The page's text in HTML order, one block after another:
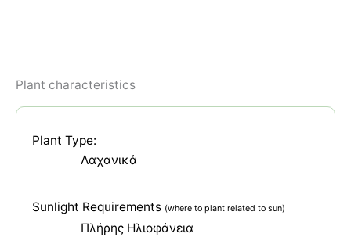
Plant characteristics
Plant Type:
Λαχανικά
Sunlight Requirements (where to plant related to sun)
Πλήρης Ηλιοφάνεια